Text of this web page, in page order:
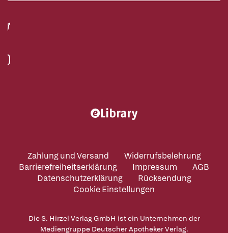
Zahlung und Versand
Widerrufsbelehrung
Barrierefreiheitserklärung
Impressum
AGB
Datenschutzerklärung
Rücksendung
Cookie Einstellungen
Die S. Hirzel Verlag GmbH ist ein Unternehmen der
Mediengruppe Deutscher Apotheker Verlag.